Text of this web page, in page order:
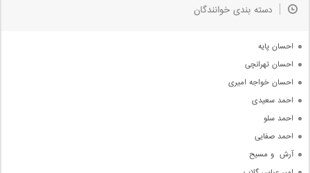
جدیدترین ها
دسته بندی خوانندگان
احسان پایه
احسان تهرانچی
احسان خواجه امیری
احمد سعیدی
احمد سلو
احمد صفایی
آرش  و مسیح